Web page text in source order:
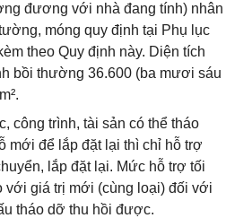
đương với nhà đang tính) nhân
móng quy định tại Phụ lục
theo Quy định này. Diện tích
bồi thường 36.600 (ba mươi sáu
công trình, tài sản có thể tháo
mới để lắp đặt lại thì chỉ hỗ trợ
lắp đặt lại. Mức hỗ trợ tối
với giá trị mới (cùng loại) đối với
tháo dỡ thu hồi được.